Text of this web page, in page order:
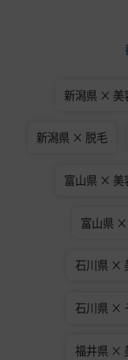
新潟県 × 美
新潟県 × 脱毛
富山県 × 美
富山県 ×
石川県 ×
石川県 ×
福井県 ×